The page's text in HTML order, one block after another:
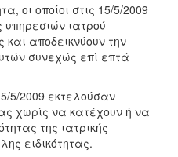
οι οποίοι στις 15/5/2009
ιατρού
αποδεικνύουν την
συνεχώς επί επτά
5/2009 εκτελούσαν
χωρίς να κατέχουν ή να
της ιατρικής
ειδικότητας.